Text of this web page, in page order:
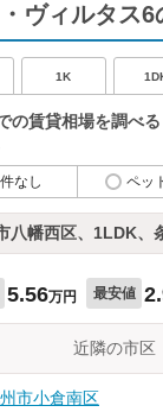
ヴィルタス
1K
の賃貸相場を調べる
なし
ペッ
八幡西区、1LDK、
5.56万円 最安値
近隣の市区
市小倉南区